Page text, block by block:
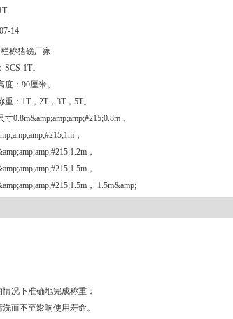
14
称猪磅厂家
SCS-1T。
度：90厘米。
重：1T，2T，3T，5T。
寸0.8m&amp;amp;amp;#215;0.8m，
，
，
，
， 1.5m&amp;
况下准确地完成称重；
而不至影响使用寿命。